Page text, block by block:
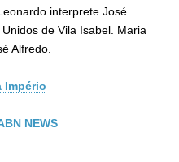
interprete José
de Vila Isabel. Maria
Alfredo.
Império
NEWS